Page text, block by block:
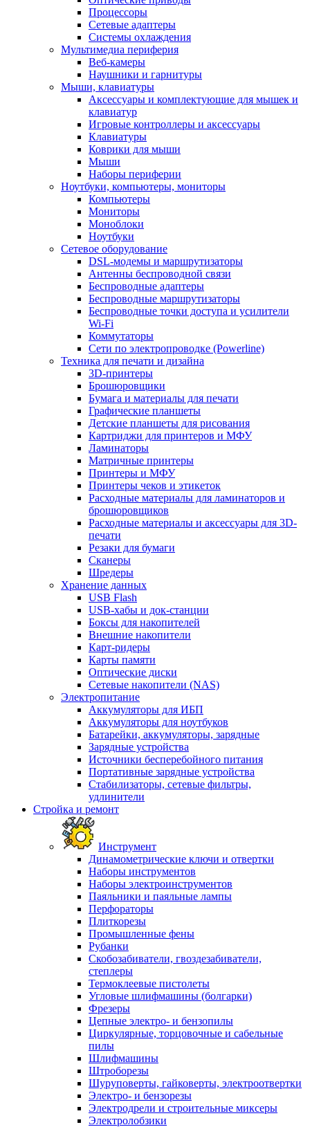
Процессоры
Сетевые адаптеры
Системы охлаждения
Мультимедиа периферия
Веб-камеры
Наушники и гарнитуры
Мыши, клавиатуры
Аксессуары и комплектующие для мышек и
клавиатур
Игровые контроллеры и аксессуары
Клавиатуры
Коврики для мыши
Мыши
Наборы периферии
Ноутбуки, компьютеры, мониторы
Компьютеры
Мониторы
Моноблоки
Ноутбуки
Сетевое оборудование
DSL-модемы и маршрутизаторы
Антенны беспроводной связи
Беспроводные адаптеры
Беспроводные маршрутизаторы
Беспроводные точки доступа и усилители
Wi-Fi
Коммутаторы
Сети по электропроводке (Powerline)
Техника для печати и дизайна
3D-принтеры
Брошюровщики
Бумага и материалы для печати
Графические планшеты
Детские планшеты для рисования
Картриджи для принтеров и МФУ
Ламинаторы
Матричные принтеры
Принтеры и МФУ
Принтеры чеков и этикеток
Расходные материалы для ламинаторов и
брошюровщиков
Расходные материалы и аксессуары для 3D-
печати
Резаки для бумаги
Сканеры
Шредеры
Хранение данных
USB Flash
USB-хабы и док-станции
Боксы для накопителей
Внешние накопители
Карт-ридеры
Карты памяти
Оптические диски
Сетевые накопители (NAS)
Электропитание
Аккумуляторы для ИБП
Аккумуляторы для ноутбуков
Батарейки, аккумуляторы, зарядные
Зарядные устройства
Источники бесперебойного питания
Портативные зарядные устройства
Стабилизаторы, сетевые фильтры,
удлинители
Стройка и ремонт
Инструмент
Динамометрические ключи и отвертки
Наборы инструментов
Наборы электроинструментов
Паяльники и паяльные лампы
Перфораторы
Плиткорезы
Промышленные фены
Рубанки
Скобозабиватели, гвоздезабиватели,
степлеры
Термоклеевые пистолеты
Угловые шлифмашины (болгарки)
Фрезеры
Цепные электро- и бензопилы
Циркулярные, торцовочные и сабельные
пилы
Шлифмашины
Штроборезы
Шуруповерты, гайковерты, электроотвертки
Электро- и бензорезы
Электродрели и строительные миксеры
Электролобзики